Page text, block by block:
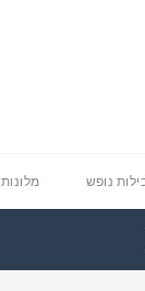
נופש מלונות